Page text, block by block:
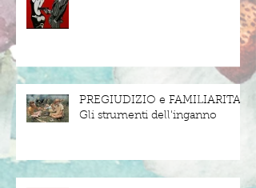
PREGIUDIZIO e FAMILIARITA'.
Gli strumenti dell'inganno